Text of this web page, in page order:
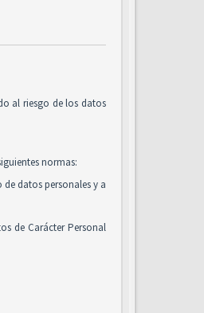
al riesgo de los datos
normas:
datos personales y a
de Carácter Personal